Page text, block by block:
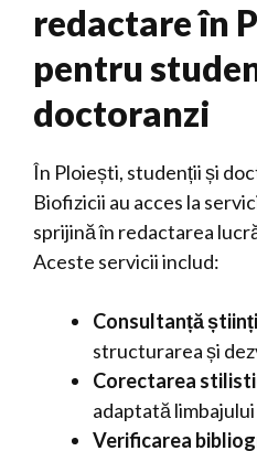
redactare în
pentru
doctoranzi
În Ploiești, studenții și
Biofizicii au acces la
sprijină în redactarea
Aceste servicii includ:
Consultanță
structurarea și
Corectarea
adaptată
Verificarea